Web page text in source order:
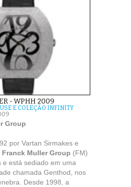
- WPHH 2009
E COLEÇÃO INFINITY
Group
por Vartan Sirmakes e
Franck Muller Group (FM)
e está sediado em uma
chamada Genthod, nos
Desde 1998, a